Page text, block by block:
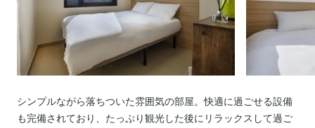
シンプルながら落ちついた雰囲気の部屋。快適に過ごせる設備
も完備されており、たっぷり観光した後にリラックスして過ご